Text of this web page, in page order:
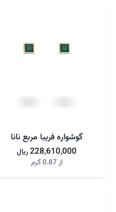
گوشواره فریبا مربع نانا
228,610,000ریال
از0.87 گرم